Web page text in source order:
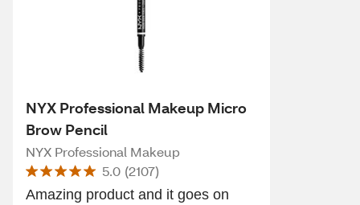
NYX Professional Makeup Micro
Brow Pencil
NYX Professional Makeup
5.0 (2107)
Amazing product and it goes on